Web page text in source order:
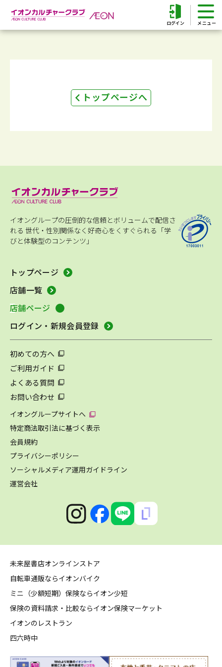
ログイン
トップページへ
イオングループの圧倒的な信頼とボリュームで配信さ
れる 世代・性別関係なく好奇心をくすぐられる「学
びと体験型のコンテンツ」
トップページ
店舗一覧
店舗ページ
ログイン・新規会員登録
初めての方へ
ご利用ガイド
よくある質問
お問い合わせ
イオングループサイトへ
特定商法取引法に基づく表示
会員規約
プライバシーポリシー
ソーシャルメディア運用ガイドライン
運営会社
未来屋書店オンラインストア
自転車通販ならイオンバイク
ミニ（少額短期）保険ならイオン少短
保険の資料請求・比較ならイオン保険マーケット
イオンのレストラン
四六時中